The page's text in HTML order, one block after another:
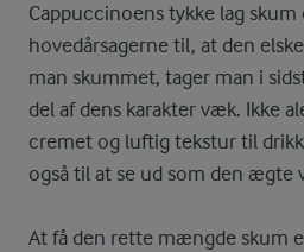
Cappuccinoens tykke lag skum
hovedårsagerne til, at den
man skummet, tager man i
del af dens karakter væk. Ikke
cremet og luftig tekstur til
også til at se ud som den ægte
At få den rette mængde skum